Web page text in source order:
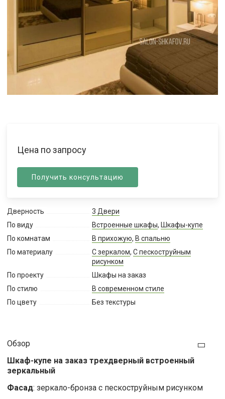
Цена по запросу
Получить консультацию
Дверность
3 Двери
По виду
Встроенные шкафы, Шкафы-купе
По комнатам
В прихожую, В спальню
По материалу
С зеркалом, С пескоструйным
рисунком
По проекту
Шкафы на заказ
По стилю
В современном стиле
По цвету
Без текстуры
Обзор
Шкаф-купе на заказ трехдверный встроенный
зеркальный
Фасад: зеркало-бронза с пескоструйным рисунком